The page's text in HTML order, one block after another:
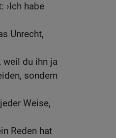
›Ich habe
Unrecht,
du ihn ja
sondern
Weise,
Reden hat